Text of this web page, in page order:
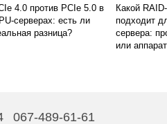
4.0 против PCIe 5.0 в
серверах: есть ли
разница?
Какой
подходит
сервера:
или
067-489-61-61